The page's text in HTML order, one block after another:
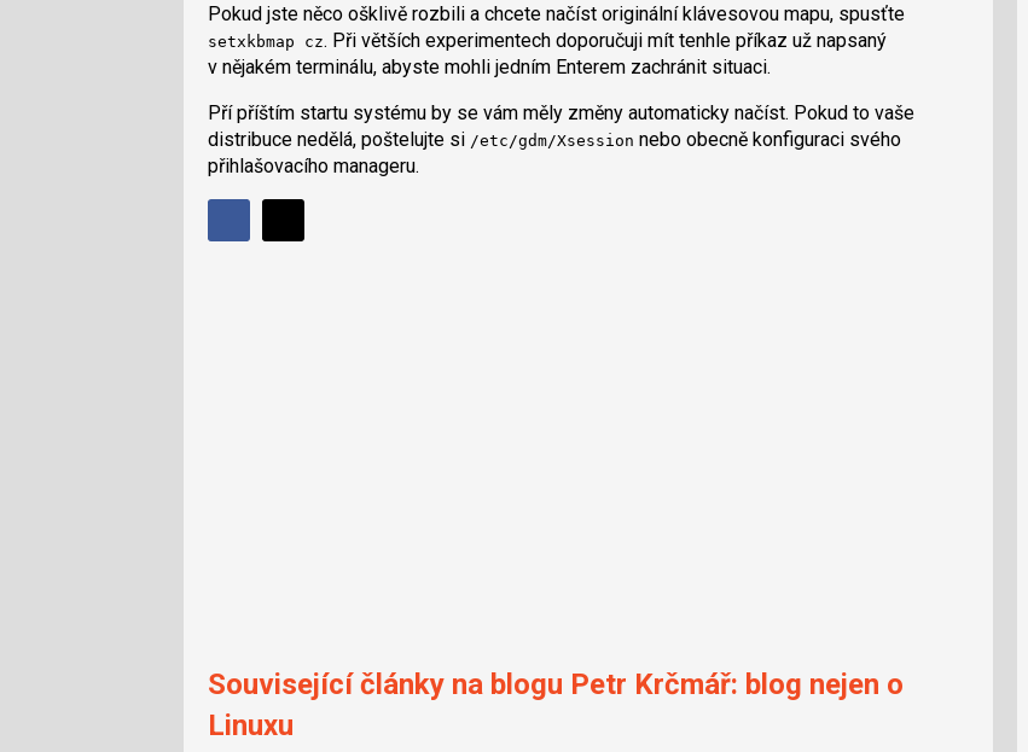
Pokud jste něco ošklivě rozbili a chcete načíst originální klávesovou mapu, spusťte
setxkbmap cz. Při větších experimentech doporučuji mít tenhle příkaz už napsaný
v nějakém terminálu, abyste mohli jedním Enterem zachránit situaci.
Pří příštím startu systému by se vám měly změny automaticky načíst. Pokud to vaše
distribuce nedělá, poštelujte si /etc/gdm/Xsession nebo obecně konfiguraci svého
přihlašovacího manageru.
Sdílejte
Související články na blogu Petr Krčmář: blog nejen o
Linuxu